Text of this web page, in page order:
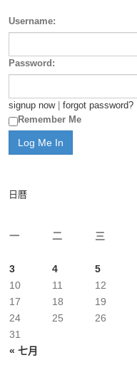
Username:
Password:
signup now| forgot password?
Remember Me
日曆
一
二 三
« 七月
3
4 5
10
11 12
17
18 19
24
25 26
31